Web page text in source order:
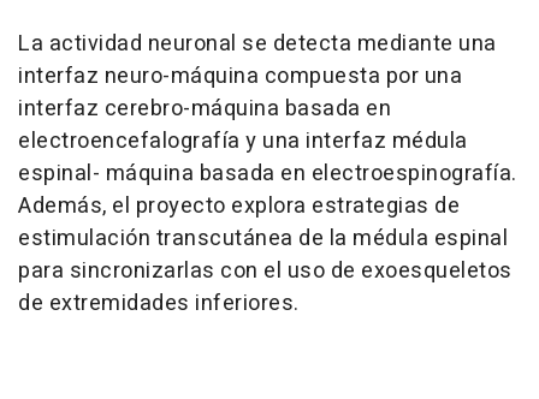
La actividad neuronal se detecta mediante una
interfaz neuro-máquina compuesta por una
interfaz cerebro-máquina basada en
electroencefalografía y una interfaz médula
espinal- máquina basada en electroespinografía.
Además, el proyecto explora estrategias de
estimulación transcutánea de la médula espinal
para sincronizarlas con el uso de exoesqueletos
de extremidades inferiores.